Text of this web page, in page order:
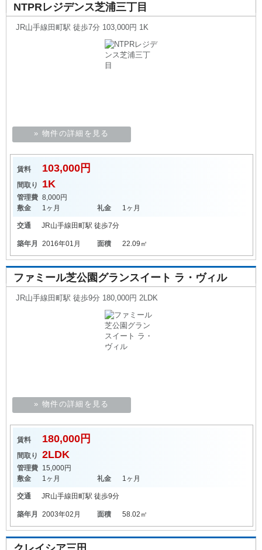
NTPRレジデンス芝浦三丁目
JR山手線田町駅 徒歩7分 103,000円 1K
» 物件の詳細を見る
賃料 103,000円
間取り 1K
管理費 8,000円
敷金
1ヶ月 礼金 1ヶ月
交通 JR山手線 田町駅 徒歩7分
築年月 2016年01月 面積 22.09㎡
ファミール芝公園グランスイート ラ・ヴィル
JR山手線田町駅 徒歩9分 180,000円 2LDK
» 物件の詳細を見る
賃料 180,000円
間取り 2LDK
管理費 15,000円
敷金
1ヶ月 礼金 1ヶ月
交通 JR山手線 田町駅 徒歩9分
築年月 2003年02月 面積 58.02㎡